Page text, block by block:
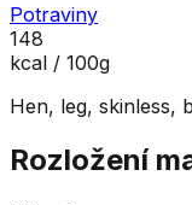
Potraviny
148
kcal / 100g
Hen, leg, skinless,
Rozložení